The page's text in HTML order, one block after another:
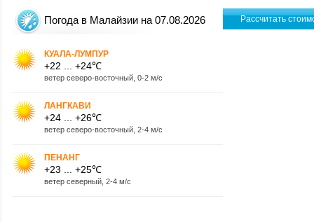
Погода в Малайзии на 07.08.2026
КУАЛА-ЛУМПУР
+22 ... +24℃
ветер северо-восточный, 0-2 м/с
ЛАНГКАВИ
+24 ... +26℃
ветер северо-восточный, 2-4 м/с
ПЕНАНГ
+23 ... +25℃
ветер северный, 2-4 м/с